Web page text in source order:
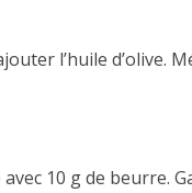
l’huile d’olive.
10 g de beurre.